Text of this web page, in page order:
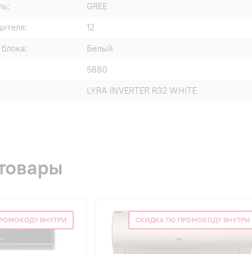
GREE
12
Белый
5880
LYRA INVERTER R32 WHITE
ВНУТРИ СКИДКА ПО ПРОМОКОДУ ВНУТРИ